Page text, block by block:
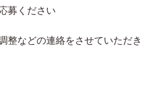
募ください
整などの連絡をさせていただき